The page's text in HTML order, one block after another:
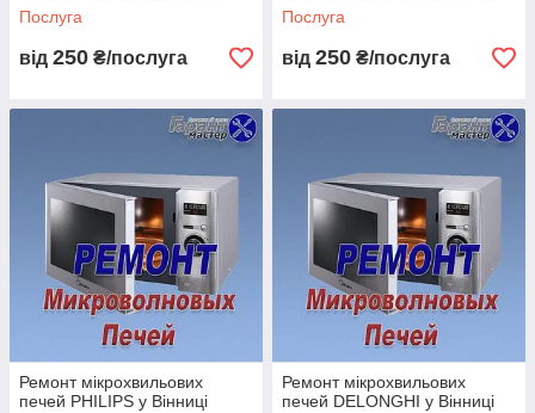
Послуга
від 250 ₴/послуга
Послуга
від 250 ₴/послуга
Ремонт мікрохвильових
печей PHILIPS у Вінниці
Ремонт мікрохвильових
печей DELONGHI у Вінниці